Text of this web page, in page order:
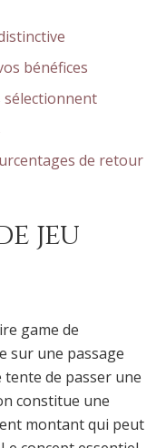
bénéfices
sélectionnent
de retour
jeu
game de
sur une passage
de passer une
constitue une
montant qui peut